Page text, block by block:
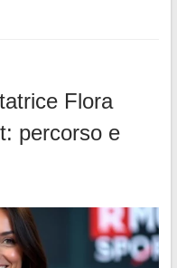
Flora
percorso e